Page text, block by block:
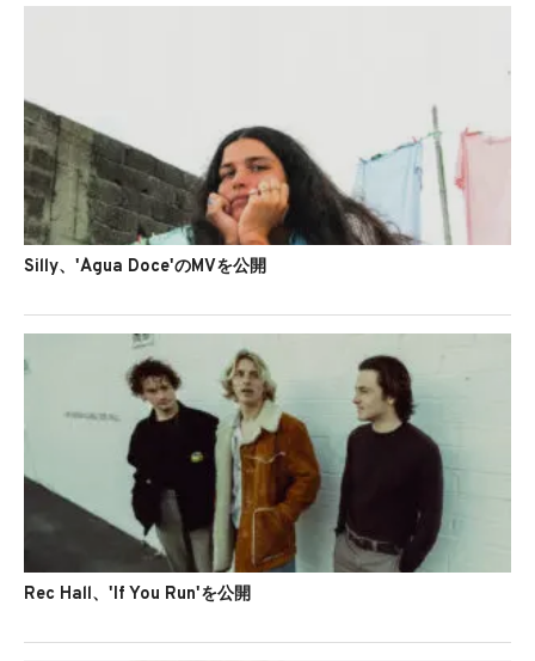
Silly、'Água Doce'のMVを公開
Rec Hall、'If You Run'を公開